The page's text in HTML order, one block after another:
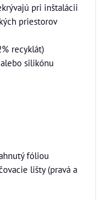
pri inštalácii
priestorov
recyklát)
silikónu
fóliou
lišty (pravá a